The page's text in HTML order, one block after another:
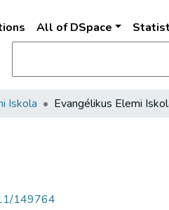
All of DSpace
Iskola
149764